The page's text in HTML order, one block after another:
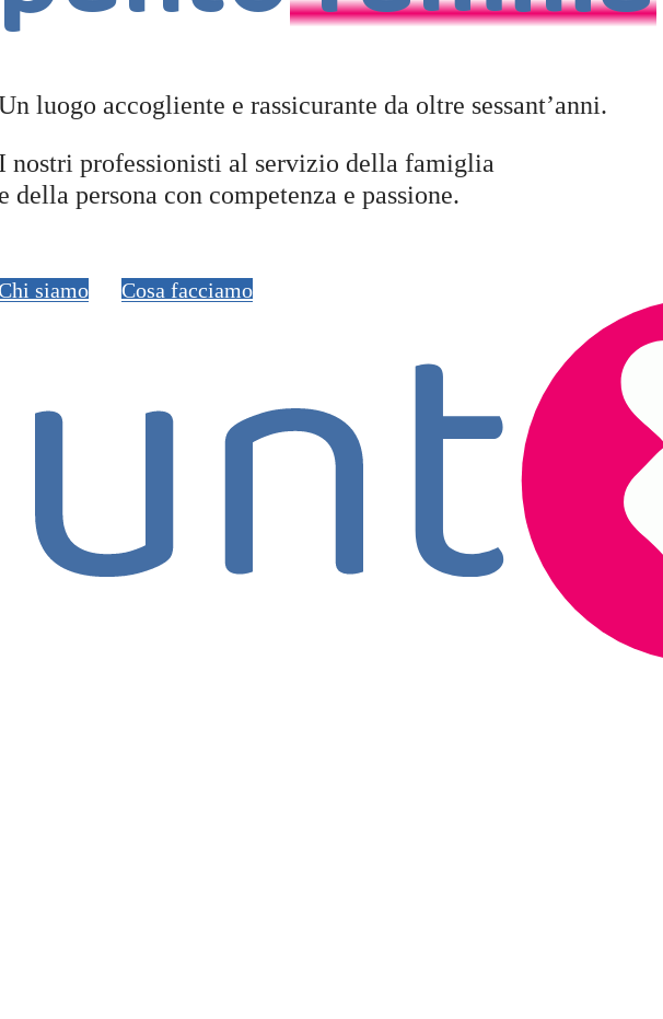
luogo accogliente e rassicurante da oltre sessant’anni.
nostri professionisti al servizio della famiglia
della persona con competenza e passione.
siamo Cosa facciamo